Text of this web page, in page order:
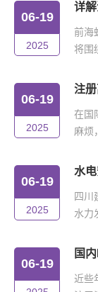
06-19
2025
详
前海
将围
06-19
2025
注
在国
麻烦
06-19
2025
水
四川
水力
06-19
国
近些